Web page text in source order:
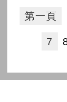
第一頁
7